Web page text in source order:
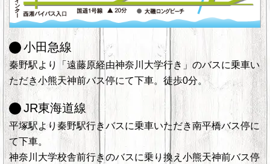
小田急線
秦野駅より「遠藤原経由神奈川大学行き」のバスに乗車い
ただき小熊天神前バス停にて下車。徒歩0分。
JR東海道線
平塚駅より秦野駅行きバスに乗車いただき南平橋バス停に
て下車。
神奈川大学校舎前行きのバスに乗り換え小熊天神前バス停